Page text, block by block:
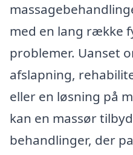
med en lang række
problemer. Uanset
afslapning,
eller en løsning på
kan en massør
behandlinger, der